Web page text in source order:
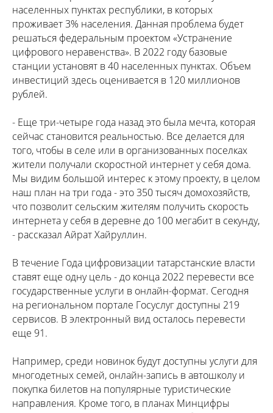
населенных пунктах республики, в которых
проживает 3% населения. Данная проблема будет
решаться федеральным проектом «Устранение
цифрового неравенства». В 2022 году базовые
станции установят в 40 населенных пунктах. Объем
инвестиций здесь оценивается в 120 миллионов
рублей.
- Еще три-четыре года назад это была мечта, которая
сейчас становится реальностью. Все делается для
того, чтобы в селе или в организованных поселках
жители получали скоростной интернет у себя дома.
Мы видим большой интерес к этому проекту, в целом
наш план на три года - это 350 тысяч домохозяйств,
что позволит сельским жителям получить скорость
интернета у себя в деревне до 100 мегабит в секунду,
- рассказал Айрат Хайруллин.
В течение Года цифровизации татарстанские власти
ставят еще одну цель - до конца 2022 перевести все
государственные услуги в онлайн-формат. Сегодня
на региональном портале Госуслуг доступны 219
сервисов. В электронный вид осталось перевести
еще 91.
Например, среди новинок будут доступны услуги для
многодетных семей, онлайн-запись в автошколу и
покупка билетов на популярные туристические
направления. Кроме того, в планах Минцифры